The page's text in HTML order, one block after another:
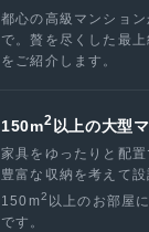
都心の高級マンショ
で。贅を尽くした最
をご紹介します。
150m2 以上の大型
家具をゆったりと配
豊富な収納を考えて設
150m2 以上のお部屋
です。